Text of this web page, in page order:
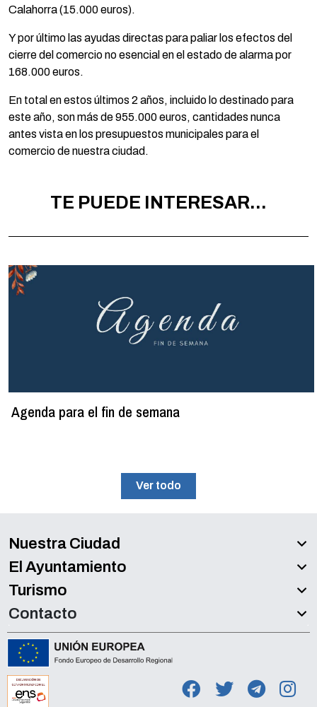
Calahorra (15.000 euros).
Y por último las ayudas directas para paliar los efectos del
cierre del comercio no esencial en el estado de alarma por
168.000 euros.
En total en estos últimos 2 años, incluido lo destinado para
este año, son más de 955.000 euros, cantidades nunca
antes vista en los presupuestos municipales para el
comercio de nuestra ciudad.
TE PUEDE INTERESAR...
Agenda para el fin de semana
Ver todo
Nuestra Ciudad
El Ayuntamiento
Turismo
Contacto